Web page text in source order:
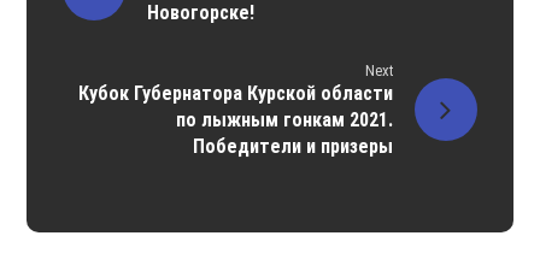
Новогорске!
Next
Кубок Губернатора Курской области
по лыжным гонкам 2021.
Победители и призеры